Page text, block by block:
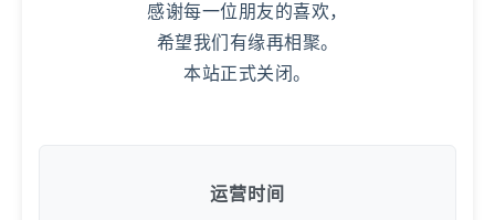
感谢每一位朋友的喜欢，
希望我们有缘再相聚。
本站正式关闭。
运营时间